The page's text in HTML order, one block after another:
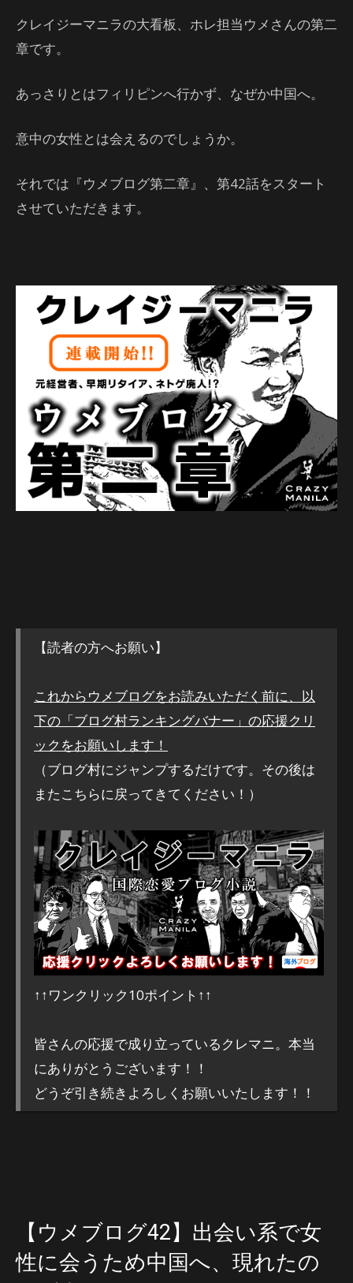
クレイジーマニラの大看板、ホレ担当ウメさんの第二
章です。
あっさりとはフィリピンへ行かず、なぜか中国へ。
意中の女性とは会えるのでしょうか。
それでは『ウメブログ第二章』、第42話をスタート
させていただきます。
【読者の方へお願い】
これからウメブログをお読みいただく前に、以
下の「ブログ村ランキングバナー」の応援クリ
ックをお願いします！
（ブログ村にジャンプするだけです。その後は
またこちらに戻ってきてください！）
↑↑ワンクリック10ポイント↑↑
皆さんの応援で成り立っているクレマニ。本当
にありがとうございます！！
どうぞ引き続きよろしくお願いいたします！！
【ウメブログ42】出会い系で女
性に会うため中国へ、現れたの